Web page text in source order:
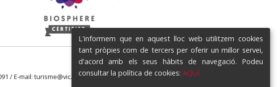
/ E-mail: turisme@vic.cat
L'informem que en aquest lloc web utilitzem cookies
tant pròpies com de tercers per oferir un millor servei,
d'acord amb els seus hàbits de navegació. Podeu
consultar la política de cookies: AQUÍ